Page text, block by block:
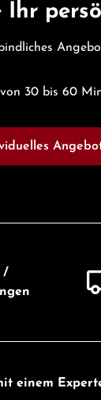
Ihr
30 bis 60
/
einem